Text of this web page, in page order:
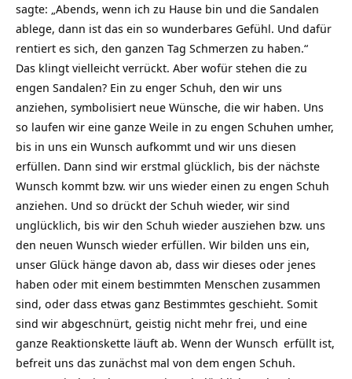
sagte: „Abends, wenn ich zu Hause bin und die Sandalen
ablege, dann ist das ein so wunderbares Gefühl. Und dafür
rentiert es sich, den ganzen Tag Schmerzen zu haben.“
Das klingt vielleicht verrückt. Aber wofür stehen die zu
engen Sandalen? Ein zu enger Schuh, den wir uns
anziehen, symbolisiert neue Wünsche, die wir haben. Uns
so laufen wir eine ganze Weile in zu engen Schuhen umher,
bis in uns ein Wunsch aufkommt und wir uns diesen
erfüllen. Dann sind wir erstmal glücklich, bis der nächste
Wunsch kommt bzw. wir uns wieder einen zu engen Schuh
anziehen. Und so drückt der Schuh wieder, wir sind
unglücklich, bis wir den Schuh wieder ausziehen bzw. uns
den neuen Wunsch wieder erfüllen. Wir bilden uns ein,
unser Glück hänge davon ab, dass wir dieses oder jenes
haben oder mit einem bestimmten Menschen zusammen
sind, oder dass etwas ganz Bestimmtes geschieht. Somit
sind wir abgeschnürt, geistig nicht mehr frei, und eine
ganze Reaktionskette läuft ab. Wenn der Wunsch erfüllt ist,
befreit uns das zunächst mal von dem engen Schuh.